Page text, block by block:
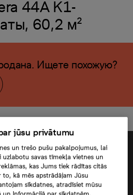
44A K1-
60,2 м²
Ищете похожую?
jūsu privātumu
un trešo pušu pakalpojumus, lai
savas tīmekļa vietnes un
kas Jums tiek rādītas citās
kā mēs apstrādājam Jūsu
sīkdatnes, atradīsiet mūsu